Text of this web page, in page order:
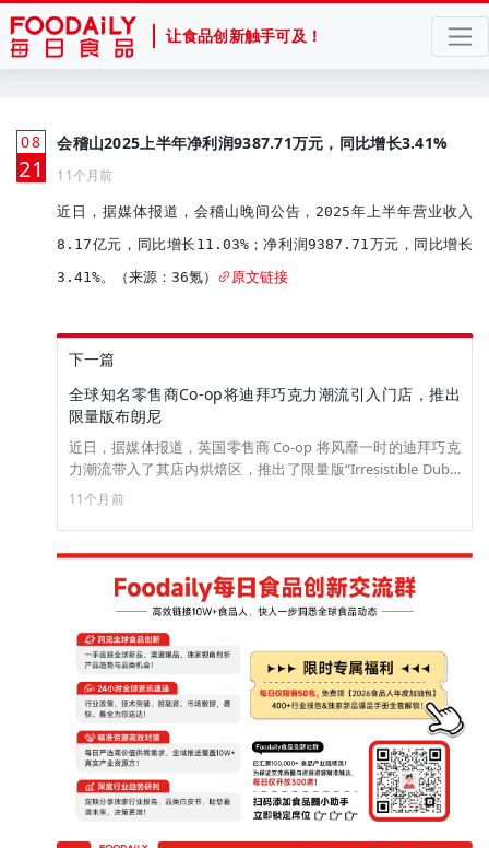
让食品创新触手可及！
08
月
21
会稽山2025上半年净利润9387.71万元，同比增长3.41%
11个月前
近日，据媒体报道，会稽山晚间公告，2025年上半年营业收入
8.17亿元，同比增长11.03%；净利润9387.71万元，同比增长
3.41%。（来源：36氪）
原文链接
下一篇
全球知名零售商Co-op将迪拜巧克力潮流引入门店，推出
限量版布朗尼
近日，据媒体报道，英国零售商 Co-op 将风靡一时的迪拜巧克
力潮流带入了其店内烘焙区，推出了限量版“Irresistible Dubai
Style Pistachio Brownie”开心果布朗尼。（来源：foodbev）
11个月前